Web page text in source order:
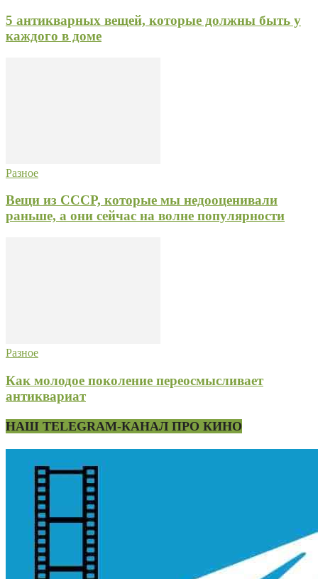
5 антикварных вещей, которые должны быть у
каждого в доме
Разное
Вещи из СССР, которые мы недооценивали
раньше, а они сейчас на волне популярности
Разное
Как молодое поколение переосмысливает
антиквариат
НАШ TELEGRAM-КАНАЛ ПРО КИНО